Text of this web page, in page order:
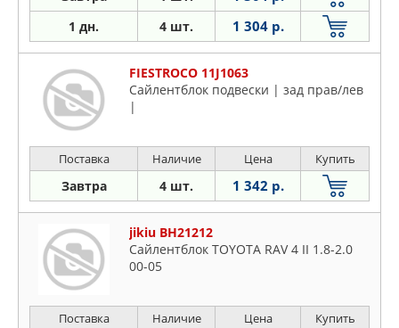
1 дн. 4 шт. 1 304 р.
FIESTROCO 11J1063
Сайлентблок подвески | зад прав/лев
|
Поставка Наличие Цена Купить
Завтра 4 шт. 1 342 р.
jikiu BH21212
Сайлентблок TOYOTA RAV 4 II 1.8-2.0
00-05
Поставка Наличие Цена Купить